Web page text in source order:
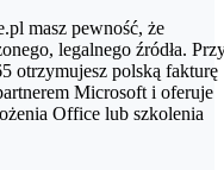
masz pewność, że
legalnego źródła.
otrzymujesz polską fakturę
Microsoft i oferuje
Office lub szkolenia